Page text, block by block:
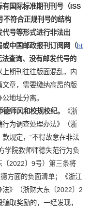
有国际标准期刊刊号（ISS
不符合正规刊号的结构
号等形式进行非法出
中国邮政报刊订阅网（ht
查询、 没有邮发代号的
上期刊往往版面混乱，内
章，需要缴纳高昂的版
地址分离。
师风和校规校纪。
《浙
为调查处理办法》（浙
规定，“不得故意在非法
学院教师师德失范行为负
〔2022〕9号）第三条将
方面的负面清单；《浙江
》（浙财大东〔2022〕2
取奖励的，一经发现，